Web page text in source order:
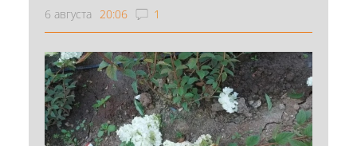
6 августа 20:06 1